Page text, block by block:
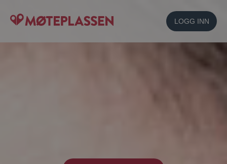
LOGG INN